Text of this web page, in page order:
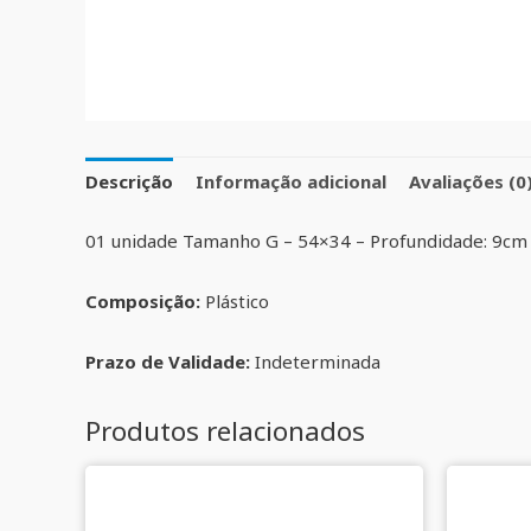
Descrição Informação adicional Avaliações
01 unidade Tamanho G – 54×34 – Profundidade: 9cm
Composição: Plástico
Prazo de Validade: Indeterminada
Produtos relacionados